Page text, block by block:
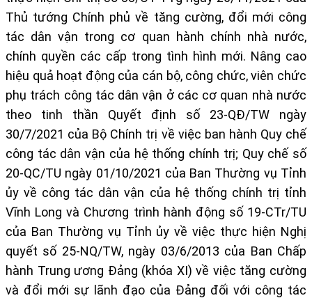
Thủ tướng Chính phủ về tăng cường, đổi mới công
tác dân vận trong cơ quan hành chính nhà nước,
chính quyền các cấp trong tình hình mới. Nâng cao
hiệu quả hoạt động của cán bộ, công chức, viên chức
phụ trách công tác dân vận ở các cơ quan nhà nước
theo tinh thần Quyết định số 23-QĐ/TW ngày
30/7/2021 của Bộ Chính trị về việc ban hành Quy chế
công tác dân vận của hệ thống chính trị; Quy chế số
20-QC/TU ngày 01/10/2021 của Ban Thường vụ Tỉnh
ủy về công tác dân vận của hệ thống chính trị tỉnh
Vĩnh Long và Chương trình hành động số 19-CTr/TU
của Ban Thường vụ Tỉnh ủy về việc thực hiện Nghị
quyết số 25-NQ/TW, ngày 03/6/2013 của Ban Chấp
hành Trung ương Đảng (khóa XI) về việc tăng cường
và đổi mới sự lãnh đạo của Đảng đối với công tác